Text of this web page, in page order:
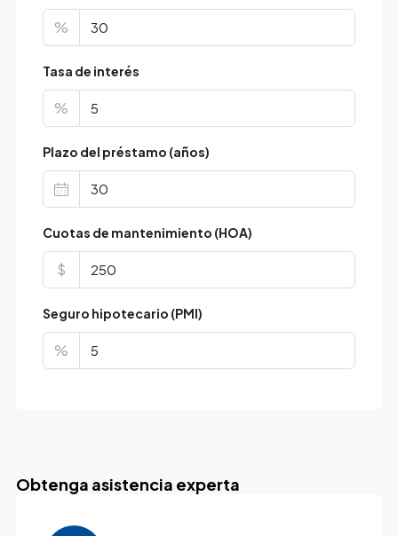
%
Tasa de interés
%
Plazo del préstamo (años)
Cuotas de mantenimiento (HOA)
$
Seguro hipotecario (PMI)
%
Obtenga asistencia experta